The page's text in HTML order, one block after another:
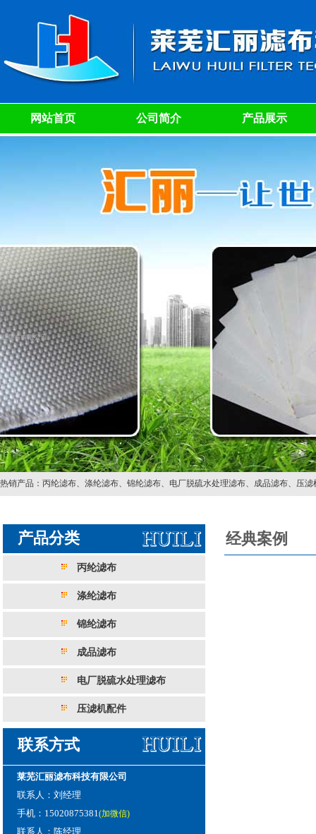
网站首页 公司简介 产品展示
热销产品： 丙纶滤布、 涤纶滤布、 锦纶滤布、 电厂脱硫水处理滤布、 成品滤布、 压滤
产品分类
丙纶滤布
涤纶滤布
锦纶滤布
成品滤布
电厂脱硫水处理滤布
压滤机配件
联系方式
莱芜汇丽滤布科技有限公司
联系人：刘经理
手机：15020875381(加微信)
联系人：陈经理
经典案例